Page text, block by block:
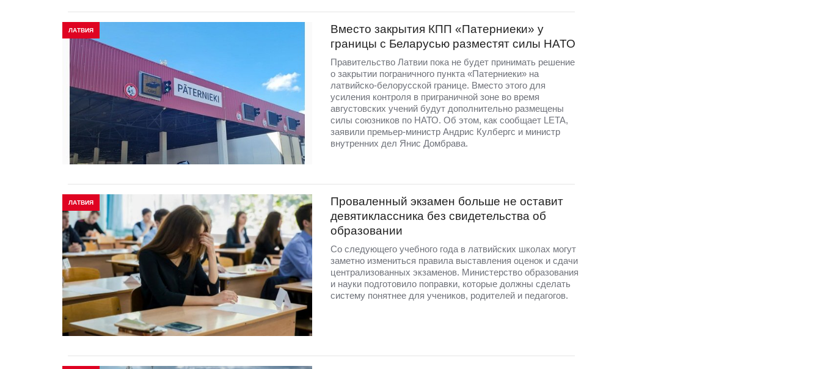
ЛАТВИЯ
Вместо закрытия КПП «Патерниеки» у
границы с Беларусью разместят силы НАТО
Правительство Латвии пока не будет принимать решение
о закрытии пограничного пункта «Патерниеки» на
латвийско-белорусской границе. Вместо этого для
усиления контроля в приграничной зоне во время
августовских учений будут дополнительно размещены
силы союзников по НАТО. Об этом, как сообщает LETA,
заявили премьер-министр Андрис Кулбергс и министр
внутренних дел Янис Домбрава.
ЛАТВИЯ
Проваленный экзамен больше не оставит
девятиклассника без свидетельства об
образовании
Со следующего учебного года в латвийских школах могут
заметно измениться правила выставления оценок и сдачи
централизованных экзаменов. Министерство образования
и науки подготовило поправки, которые должны сделать
систему понятнее для учеников, родителей и педагогов.